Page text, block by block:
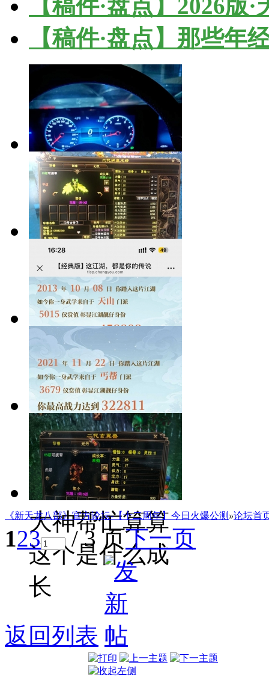
【稿件·盘点】2026版
【稿件·盘点】那些
我遇到的两种
可爱机制
卡级的巅峰！
69内，从未服
过人
生活玩家怎么
做到杀这么多
人
天龙故交，仗
剑江湖
大神帮忙算算
这个是什么成
长
《新天龙八部》官方论坛-【十二周年】今日火爆公测 »论坛首
123 / 3 页下一页
返回列表